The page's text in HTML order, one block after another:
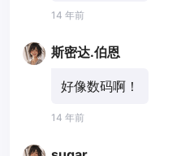
14 年前
斯密达.伯恩
好像数码啊！
14 年前